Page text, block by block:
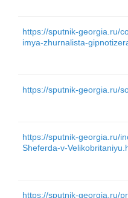
https://sputnik-georgia.ru/
imya-zhurnalista-
https://sputnik-georgia.ru/
https://sputnik-georgia.ru/
Sheferda-v-
https://sputnik-georgia.ru/